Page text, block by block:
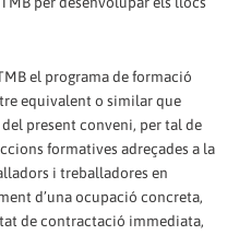
el programa de formació
equivalent o similar que
present conveni, per tal de
formatives adreçades a la
i treballadores en
d’una ocupació concreta,
de contractació immediata,